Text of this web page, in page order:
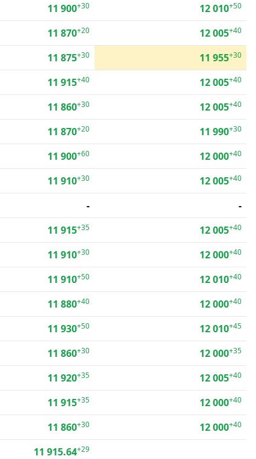
11 900+30 12 010+50
11 870+20 12 005+40
11 875+30 11 955+30
11 915+40 12 005+40
11 860+30 12 005+40
11 870+20 11 990+30
11 900+60 12 000+40
11 910+30 12 005+40
-
-
11 915+35 12 005+40
11 910+30 12 000+40
11 910+50 12 010+40
11 880+40 12 000+40
11 930+50 12 010+45
11 860+30 12 000+35
11 920+35 12 005+40
11 915+35 12 000+40
11 860+30 12 000+40
11 915.64+29